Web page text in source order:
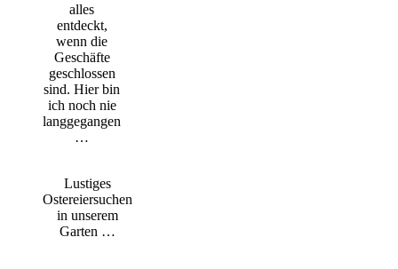
alles
entdeckt,
wenn die
Geschäfte
geschlossen
sind. Hier bin
ich noch nie
langgegangen
…
Lustiges
Ostereiersuchen
in unserem
Garten …